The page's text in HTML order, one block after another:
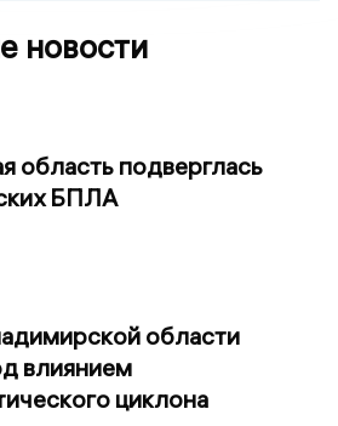
новости
область подверглась
БПЛА
области
влиянием
циклона